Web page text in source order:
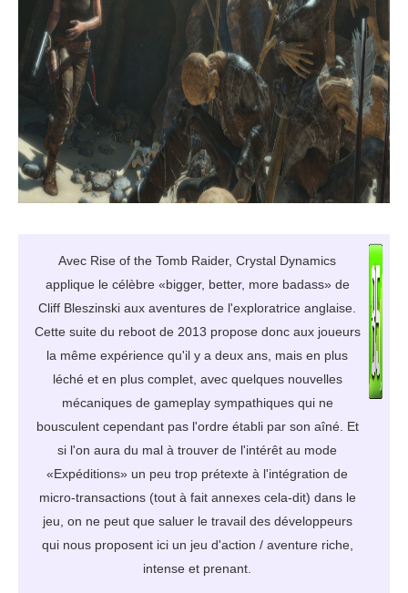
Avec Rise of the Tomb Raider, Crystal Dynamics
applique le célèbre «bigger, better, more badass» de
Cliff Bleszinski aux aventures de l'exploratrice anglaise.
Cette suite du reboot de 2013 propose donc aux joueurs
la même expérience qu'il y a deux ans, mais en plus
léché et en plus complet, avec quelques nouvelles
mécaniques de gameplay sympathiques qui ne
bousculent cependant pas l'ordre établi par son aîné. Et
si l'on aura du mal à trouver de l'intérêt au mode
«Expéditions» un peu trop prétexte à l'intégration de
micro-transactions (tout à fait annexes cela-dit) dans le
jeu, on ne peut que saluer le travail des développeurs
qui nous proposent ici un jeu d'action / aventure riche,
intense et prenant.